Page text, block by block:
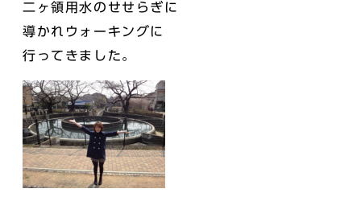
二ヶ領用水のせせらぎに
導かれウォーキングに
行ってきました。